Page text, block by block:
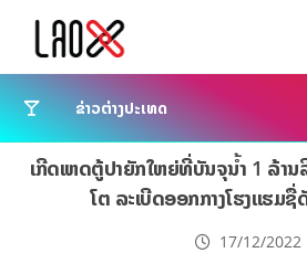
ຂ່າວຕ່າງປະເທດ
ເກີດເຫດຕູ້ປາຍັກໃຫຍ່ທີ່ບັນຈຸນ້ຳ 1 ລ້ານ
ໂຕ ລະເບີດອອກກາງໂຮງແຮມຊື່
17/12/2022